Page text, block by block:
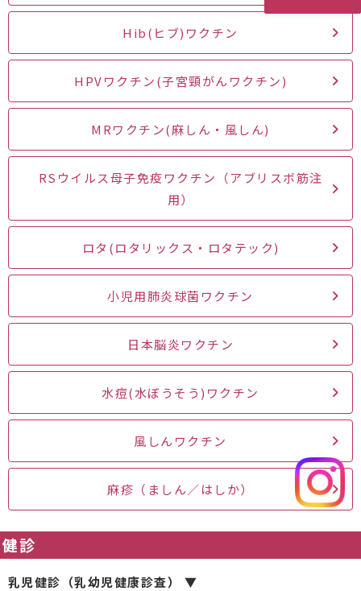
Hib(ヒブ)ワクチン
HPVワクチン(子宮頸がんワクチン)
MRワクチン(麻しん・風しん)
RSウイルス母子免疫ワクチン（アブリスボ筋注
用）
ロタ(ロタリックス・ロタテック)
小児用肺炎球菌ワクチン
日本脳炎ワクチン
水痘(水ぼうそう)ワクチン
風しんワクチン
麻疹（ましん／はしか）
健診
乳児健診（乳幼児健康診査） ▼